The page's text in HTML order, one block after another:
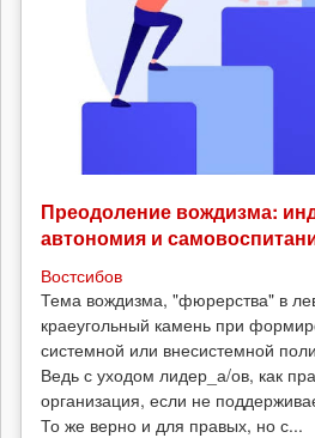
Преодоление вождизма:
автономия и
Востсибов
Тема вождизма, "фюрерства" в
краеугольный камень при
системной или внесистемной
Ведь с уходом лидер_а/ов, как
организация, если не
То же верно и для правых, но с...